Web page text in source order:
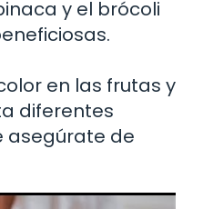
y el brócoli
en las frutas y
diferentes
asegúrate de